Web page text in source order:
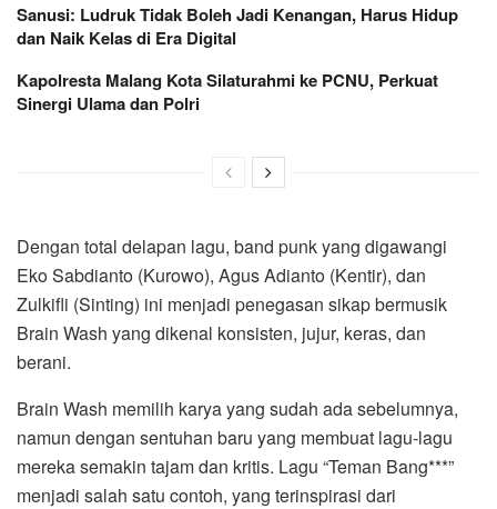
Sanusi: Ludruk Tidak Boleh Jadi Kenangan, Harus Hidup
dan Naik Kelas di Era Digital
Kapolresta Malang Kota Silaturahmi ke PCNU, Perkuat
Sinergi Ulama dan Polri
Dengan total delapan lagu, band punk yang digawangi
Eko Sabdianto (Kurowo), Agus Adianto (Kentir), dan
Zulkifli (Sinting) ini menjadi penegasan sikap bermusik
Brain Wash yang dikenal konsisten, jujur, keras, dan
berani.
Brain Wash memilih karya yang sudah ada sebelumnya,
namun dengan sentuhan baru yang membuat lagu-lagu
mereka semakin tajam dan kritis. Lagu “Teman Bang***”
menjadi salah satu contoh, yang terinspirasi dari